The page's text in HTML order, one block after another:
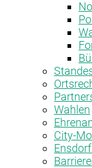
Wahlen
City-